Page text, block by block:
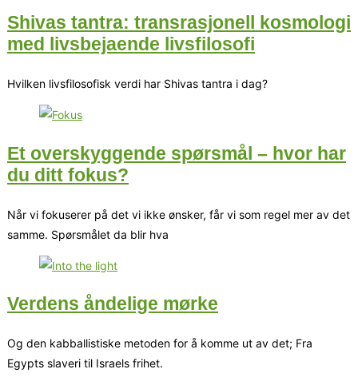
Shivas tantra: transrasjonell kosmologi
med livsbejaende livsfilosofi
Hvilken livsfilosofisk verdi har Shivas tantra i dag?
Et overskyggende spørsmål – hvor har
du ditt fokus?
Når vi fokuserer på det vi ikke ønsker, får vi som regel mer av det
samme. Spørsmålet da blir hva
Verdens åndelige mørke
Og den kabballistiske metoden for å komme ut av det; Fra
Egypts slaveri til Israels frihet.